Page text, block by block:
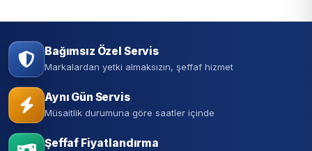
Bağımsız Özel Servis
Markalardan yetki almaksızın, şeffaf hizmet
Aynı Gün Servis
Müsaitlik durumuna göre saatler içinde
Şeffaf Fiyatlandırma